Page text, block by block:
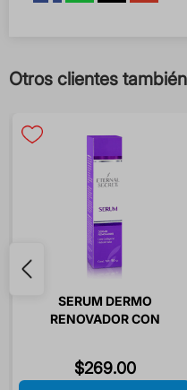
Otros clientes
SERUM DERMO
RENOVADOR CON
SECRET 50GR 1 PIEZA
$269.00